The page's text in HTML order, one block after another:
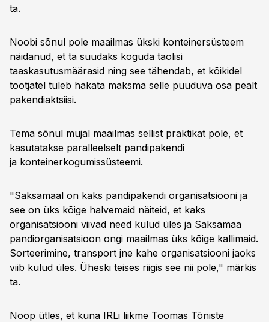
ta.
Noobi sõnul pole maailmas ükski konteinersüsteem
näidanud, et ta suudaks koguda taolisi
taaskasutusmäärasid ning see tähendab, et kõikidel
tootjatel tuleb hakata maksma selle puuduva osa pealt
pakendiaktsiisi.
Tema sõnul mujal maailmas sellist praktikat pole, et
kasutatakse paralleelselt pandipakendi
ja konteinerkogumissüsteemi.
"Saksamaal on kaks pandipakendi organisatsiooni ja
see on üks kõige halvemaid näiteid, et kaks
organisatsiooni viivad need kulud üles ja Saksamaa
pandiorganisatsioon ongi maailmas üks kõige kallimaid.
Sorteerimine, transport jne kahe organisatsiooni jaoks
viib kulud üles. Üheski teises riigis see nii pole," märkis
ta.
Noop ütles, et kuna IRLi liikme Toomas Tõniste